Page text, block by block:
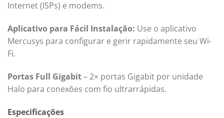
Internet (ISPs) e modems.
Aplicativo para Fácil Instalação: Use o aplicativo
Mercusys para configurar e gerir rapidamente seu Wi-
Fi.
Portas Full Gigabit– 2× portas Gigabit por unidade
Halo para conexões com fio ultrarrápidas.
Especificações